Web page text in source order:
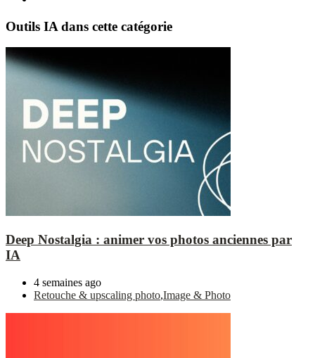
Outils IA dans cette catégorie
Deep Nostalgia : animer vos photos anciennes par
IA
4 semaines ago
Retouche & upscaling photo,Image & Photo